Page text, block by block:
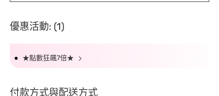
優惠活動: (1)
★點數狂飆7倍★
付款方式與配送方式